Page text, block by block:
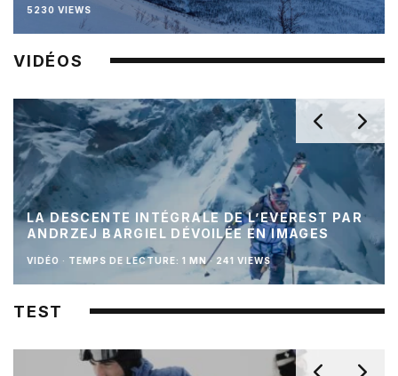
5230 VIEWS
VIDÉOS
LA DESCENTE INTÉGRALE DE L’EVEREST PAR
ANDRZEJ BARGIEL DÉVOILÉE EN IMAGES
VIDÉO · TEMPS DE LECTURE: 1 MN · 241 VIEWS
TEST